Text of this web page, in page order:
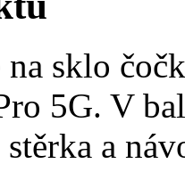
na sklo
5G. V
a